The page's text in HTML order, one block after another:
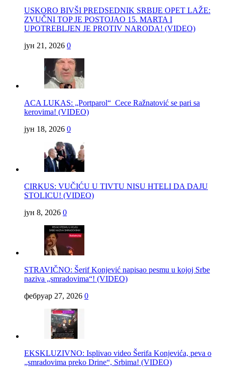
USKORO BIVŠI PREDSEDNIK SRBIJE OPET LAŽE:
ZVUČNI TOP JE POSTOJAO 15. MARTA I
UPOTREBLJEN JE PROTIV NARODA! (VIDEO)
јун 21, 2026 0
ACA LUKAS: „Portparol“ Cece Ražnatović se pari sa
kerovima! (VIDEO)
јун 18, 2026 0
CIRKUS: VUČIĆU U TIVTU NISU HTELI DA DAJU
STOLICU! (VIDEO)
јун 8, 2026 0
STRAVIČNO: Šerif Konjević napisao pesmu u kojoj Srbe
naziva „smradovima“! (VIDEO)
фебруар 27, 2026 0
EKSKLUZIVNO: Isplivao video Šerifa Konjevića, peva o
„smradovima preko Drine“, Srbima! (VIDEO)